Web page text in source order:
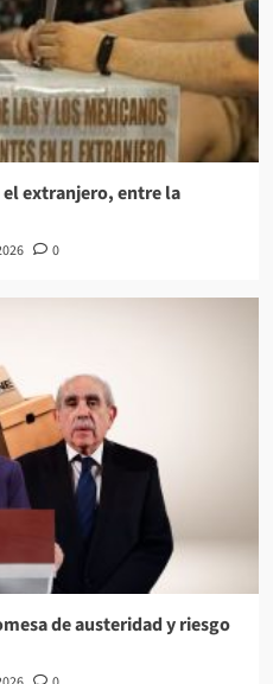
extranjero, entre la
0
de austeridad y riesgo